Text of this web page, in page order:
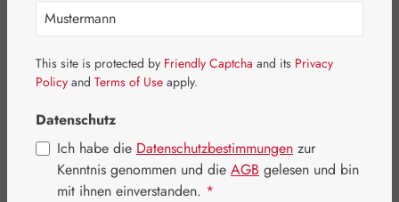
This site is protected by Friendly Captcha and its Privacy
Policy and Terms of Use apply.
Datenschutz
Ich habe die Datenschutzbestimmungen zur
Kenntnis genommen und die AGB gelesen und bin
mit ihnen einverstanden. *